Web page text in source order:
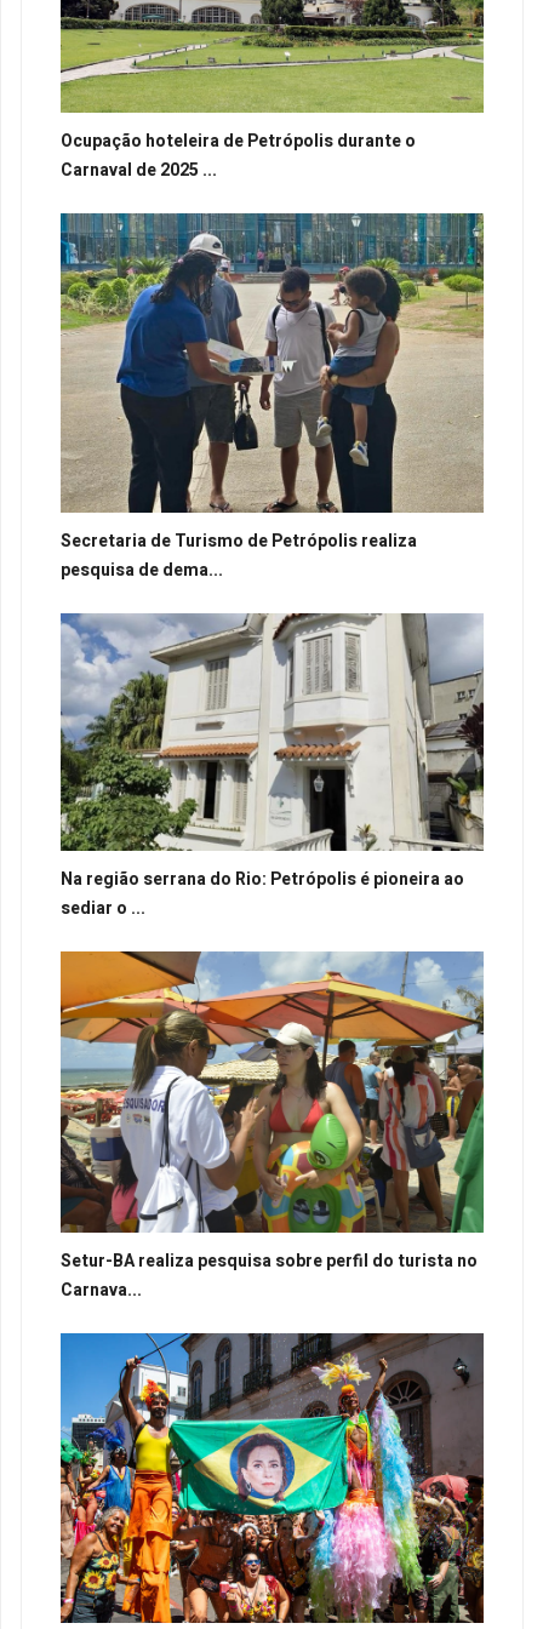
Ocupação hoteleira de Petrópolis durante o
Carnaval de 2025 ...
Secretaria de Turismo de Petrópolis realiza
pesquisa de dema...
Na região serrana do Rio: Petrópolis é pioneira ao
sediar o ...
Setur-BA realiza pesquisa sobre perfil do turista no
Carnava...